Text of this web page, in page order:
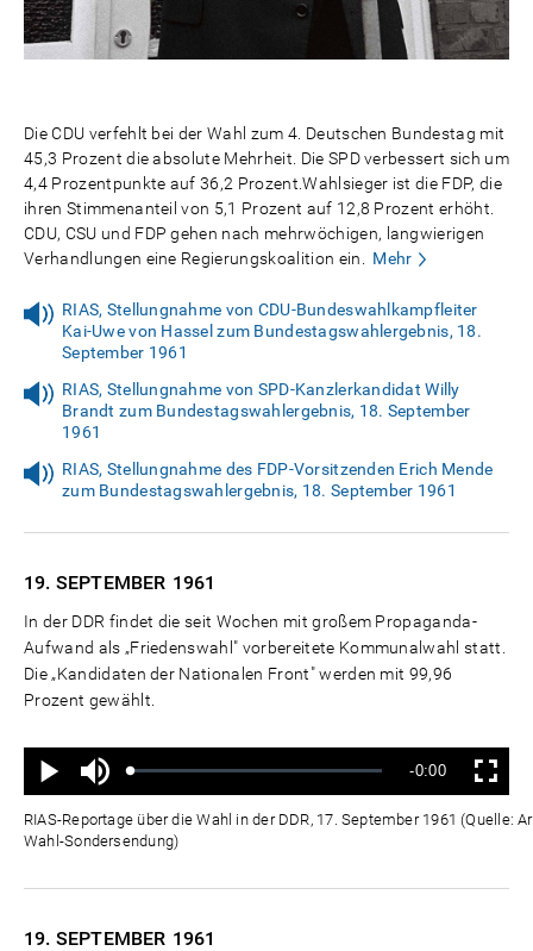
Die CDU verfehlt bei der Wahl zum 4. Deutschen Bundestag mit
45,3 Prozent die absolute Mehrheit. Die SPD verbessert sich um
4,4 Prozentpunkte auf 36,2 Prozent.Wahlsieger ist die FDP, die
ihren Stimmenanteil von 5,1 Prozent auf 12,8 Prozent erhöht.
CDU, CSU und FDP gehen nach mehrwöchigen, langwierigen
Verhandlungen eine Regierungskoalition ein.
Mehr
RIAS, Stellungnahme von CDU-Bundeswahlkampfleiter
Kai-Uwe von Hassel zum Bundestagswahlergebnis, 18.
September 1961
RIAS, Stellungnahme von SPD-Kanzlerkandidat Willy
Brandt zum Bundestagswahlergebnis, 18. September
1961
RIAS, Stellungnahme des FDP-Vorsitzenden Erich Mende
zum Bundestagswahlergebnis, 18. September 1961
19. SEPTEMBER 1961
In der DDR findet die seit Wochen mit großem Propaganda-
Aufwand als „Friedenswahl" vorbereitete Kommunalwahl statt.
Die „Kandidaten der Nationalen Front" werden mit 99,96
Prozent gewählt.
Wiedergabe
Ton
aus
Geladen:
Status:
Verbleibende
Zeit
-0:00 Vollbild
RIAS-Reportage über die Wahl in der DDR, 17. September 1961 (Quelle:
Wahl-Sondersendung)
19. SEPTEMBER 1961